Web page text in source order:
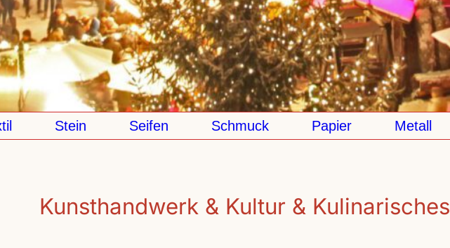
Stein Seifen Schmuck Papier Metall
Kunsthandwerk & Kultur & Kulinarisches